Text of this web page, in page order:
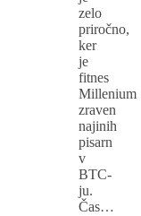
zelo
priročno,
ker
je
fitnes
Millenium
zraven
najinih
pisarn
v
BTC-
ju.
Čas…